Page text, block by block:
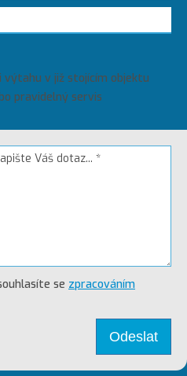
výtahu v již stojícím objektu
pravidelný servis
se zpracováním